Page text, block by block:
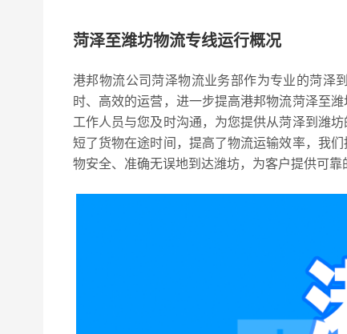
菏泽至潍坊物流专线运行概况
港邦物流公司菏泽物流业务部作为专业的菏泽
时、高效的运营，进一步提高港邦物流菏泽至
工作人员与您及时沟通，为您提供从菏泽到潍
短了货物在途时间，提高了物流运输效率，我
物安全、准确无误地到达潍坊，为客户提供可靠